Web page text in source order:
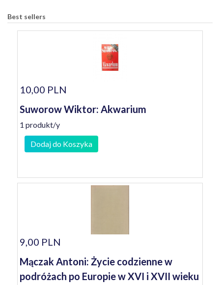
Best sellers
10,00 PLN
Suworow Wiktor: Akwarium
1 produkt/y
Dodaj do Koszyka
9,00 PLN
Mączak Antoni: Życie codzienne w
podróżach po Europie w XVI i XVII wieku